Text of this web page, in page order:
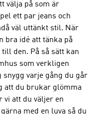
välja på som är
ett par jeans och
väl uttänkt stil. När
bra idé att tänka på
den. På så sätt kan
som verkligen
varje gång du går
att du brukar glömma
vi att du väljer en
med en luva så du